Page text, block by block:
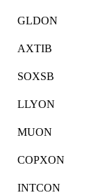
GLDON
AXTIB
SOXSB
LLYON
MUON
COPXON
INTCON